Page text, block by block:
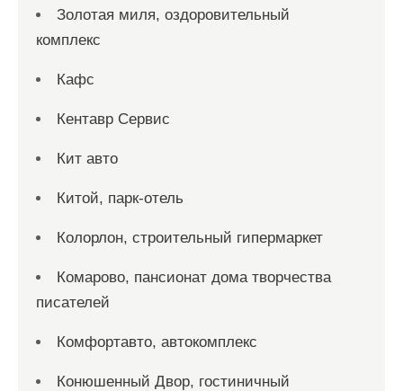
Золотая миля, оздоровительный
комплекс
Кафс
Кентавр Сервис
Кит авто
Китой, парк-отель
Колорлон, строительный гипермаркет
Комарово, пансионат дома творчества
писателей
Комфортавто, автокомплекс
Конюшенный Двор, гостиничный